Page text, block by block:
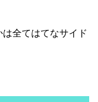
全てはてなサイド